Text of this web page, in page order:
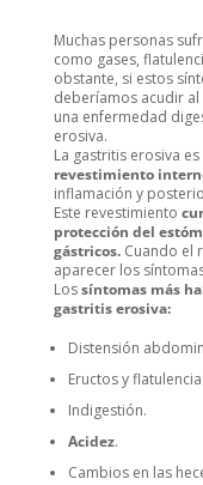
Muchas personas
como gases,
obstante, si estos
deberíamos acudir
una enfermedad
erosiva.
La gastritis erosiva
revestimiento
inflamación y
Este revestimiento
protección del
gástricos.Cuando el
aparecer los
Lossíntomas más
gastritis erosiva:
Distensión
Eructos y
Indigestión.
Acidez.
Cambios en las